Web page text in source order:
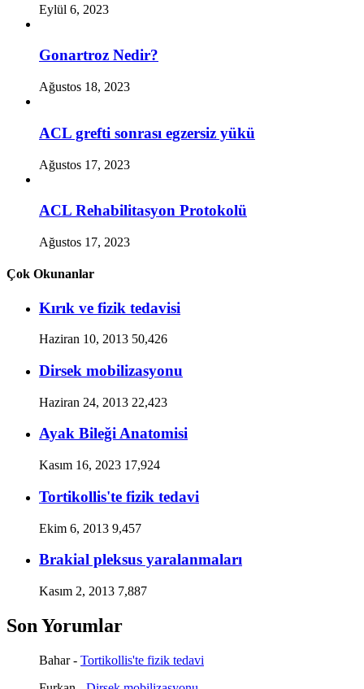
Eylül 6, 2023
Gonartroz Nedir?
Ağustos 18, 2023
ACL grefti sonrası egzersiz yükü
Ağustos 17, 2023
ACL Rehabilitasyon Protokolü
Ağustos 17, 2023
Çok Okunanlar
Kırık ve fizik tedavisi
Haziran 10, 2013 50,426
Dirsek mobilizasyonu
Haziran 24, 2013 22,423
Ayak Bileği Anatomisi
Kasım 16, 2023 17,924
Tortikollis'te fizik tedavi
Ekim 6, 2013 9,457
Brakial pleksus yaralanmaları
Kasım 2, 2013 7,887
Son Yorumlar
Bahar- Tortikollis'te fizik tedavi